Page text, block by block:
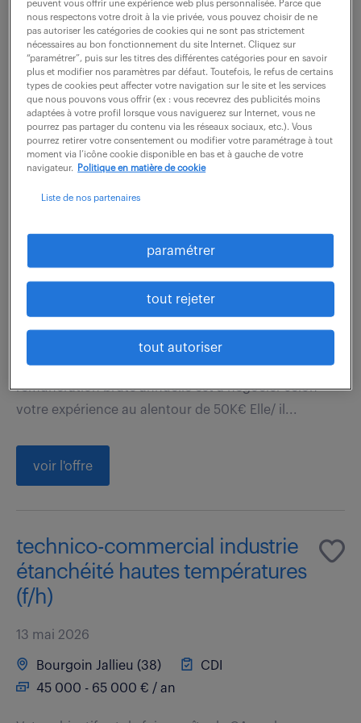
Votre objectif est de faire croître le CA sur le
portefeuille existant (~200 clients actifs) et
prospecter un potentiel encore important sur le
secteur (20% de croissance possible), notamment
dans...
voir l'offre
assistant de direction (f/h)
intérim
Ce poste, basé à PARIS est à pourvoir dans le cadre
d'une mission d'une durée de 2 mois. La
rémunération brute annuelle est à négocier selon
votre expérience au alentour de 50K€ Elle/ il...
voir l'offre
technico-commercial industrie
étanchéité hautes températures
(f/h)
13 mai 2026
Bourgoin Jallieu (38)
CDI
45 000 - 65 000 € / an
peuvent vous offrir une expérience web plus personnalisée. Parce que
nous respectons votre droit à la vie privée, vous pouvez choisir de ne
pas autoriser les catégories de cookies qui ne sont pas strictement
nécessaires au bon fonctionnement du site Internet. Cliquez sur
“paramétrer”, puis sur les titres des différentes catégories pour en savoir
plus et modifier nos paramètres par défaut. Toutefois, le refus de certains
types de cookies peut affecter votre navigation sur le site et les services
que nous pouvons vous offrir (ex : vous recevrez des publicités moins
adaptées à votre profil lorsque vous naviguerez sur Internet, vous ne
pourrez pas partager du contenu via les réseaux sociaux, etc.). Vous
pourrez retirer votre consentement ou modifier votre paramétrage à tout
moment via l’icône cookie disponible en bas et à gauche de votre
navigateur.
Politique en matière de cookie
Liste de nos partenaires
paramétrer
tout rejeter
tout autoriser